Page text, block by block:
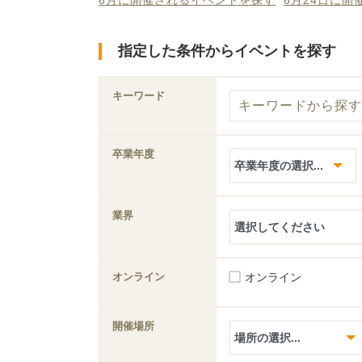
指定した条件からイベントを探す
キーワード
卒業年度
業界
オンライン オンライン
開催場所